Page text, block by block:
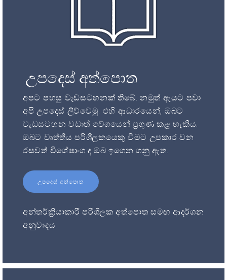
උපදෙස් අත්පොත
අපට පහසු වැඩසටහනක් තිබේ. නමුත් ඇයට පවා
අපි උපදෙස් ලිව්වෙමු. එහි ආධාරයෙන්, ඔබට
වැඩසටහන වඩාත් වේගයෙන් ප්‍රගුණ කළ හැකිය.
ඔබට වෘත්තීය පරිශීලකයෙකු වීමට උපකාර වන
රසවත් විශේෂාංග ද ඔබ ඉගෙන ගනු ඇත.
උපදෙස් අත්පොත
අන්තර්ක්‍රියාකාරී පරිශීලක අත්පොත සමඟ ආදර්ශන
අනුවාදය